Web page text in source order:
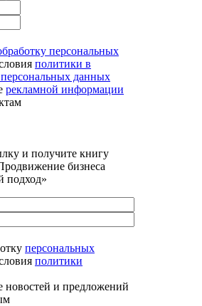
персональных
политики в
данных
рекламной информации
и получите книгу
бизнеса
подход»
персональных
политики
новостей и предложений